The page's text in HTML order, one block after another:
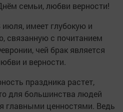
семьи, любви верности!
имеет глубокую и
связанную с почитанием
чей брак является
и верности.
праздника растет,
для большинства людей
главными ценностями. Ведь